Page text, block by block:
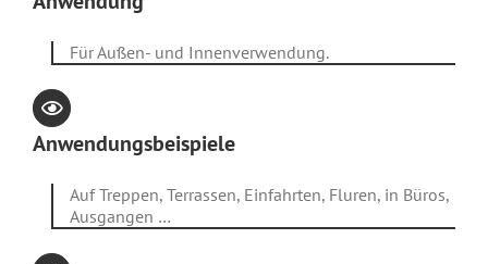
Für Außen- und Innenverwendung.
Anwendungsbeispiele
Auf Treppen, Terrassen, Einfahrten, Fluren, in Büros,
Ausgangen …